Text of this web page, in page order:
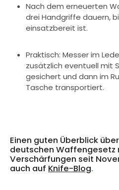
Nach dem erneuerten
drei Handgriffe dauern,
einsatzbereit ist.
Praktisch: Messer im
zusätzlich eventuell mit
gesichert und dann im
Tasche transportiert.
Einen guten Überblick
deutschen Waffengesetz
Verschärfungen seit
auch auf Knife-Blog.